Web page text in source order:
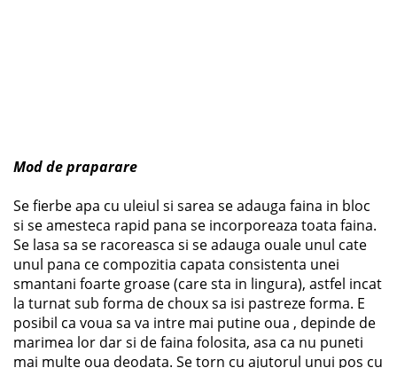
Mod de praparare
Se fierbe apa cu uleiul si sarea se adauga faina in bloc
si se amesteca rapid pana se incorporeaza toata faina.
Se lasa sa se racoreasca si se adauga ouale unul cate
unul pana ce compozitia capata consistenta unei
smantani foarte groase (care sta in lingura), astfel incat
la turnat sub forma de choux sa isi pastreze forma. E
posibil ca voua sa va intre mai putine oua , depinde de
marimea lor dar si de faina folosita, asa ca nu puneti
mai multe oua deodata. Se torn cu ajutorul unui pos cu